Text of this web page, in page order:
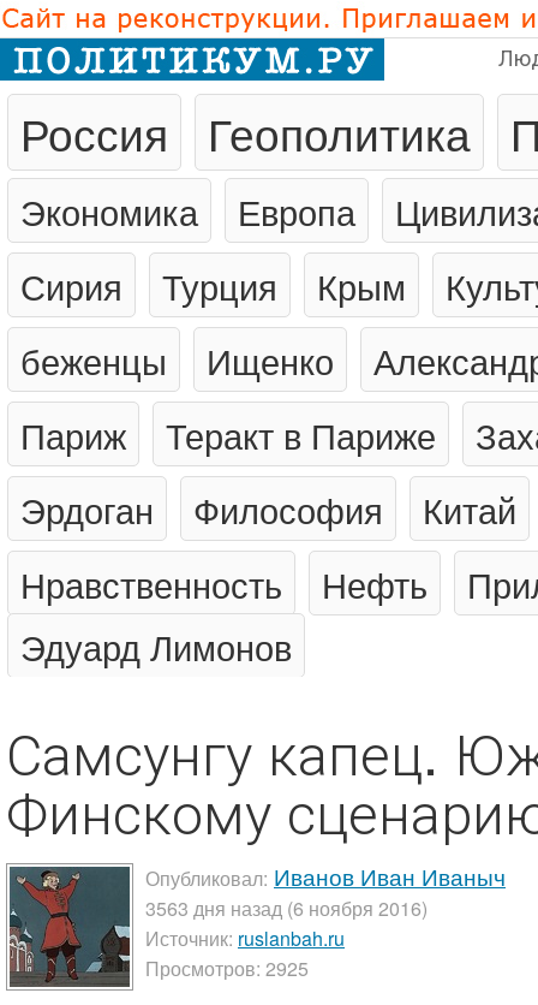
Россия Геополитика
Экономика Европа
Сирия
Турция Крым
беженцы
Ищенко
Париж
Теракт в Париже
Эрдоган
Философия
Китай
Нравственность
Нефть
Эдуард Лимонов
Самсунгу капец.
Финскому
Опубликовал: Иванов Иван Иваныч
3563 дня назад (6 ноября 2016)
Источник: ruslanbah.ru
Просмотров: 2925